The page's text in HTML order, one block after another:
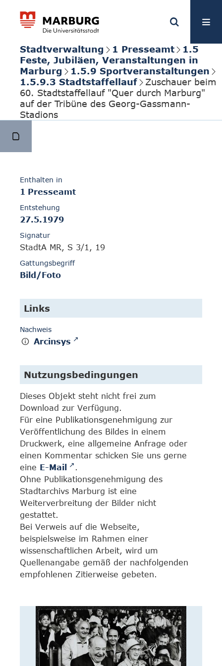
Stadtverwaltung 1 Presseamt
1.5
Feste, Jubiläen, Veranstaltungen in
Marburg
1.5.9 Sportveranstaltungen
1.5.9.3 Stadtstaffellauf
Zuschauer beim
60. Stadtstaffellauf "Quer durch Marburg"
auf der Tribüne des Georg-Gassmann-
Stadions
Enthalten in
1 Presseamt
Entstehung
27.5.1979
Signatur
StadtA MR, S 3/1, 19
Gattungsbegriff
Bild/Foto
Links
Nachweis
Arcinsys
Nutzungsbedingungen
Dieses Objekt steht nicht frei zum
Download zur Verfügung.
Für eine Publikationsgenehmigung zur
Veröffentlichung des Bildes in einem
Druckwerk, eine allgemeine Anfrage oder
einen Kommentar schicken Sie uns gerne
eine E-Mail
.
Ohne Publikationsgenehmigung des
Stadtarchivs Marburg ist eine
Weiterverbreitung der Bilder nicht
gestattet.
Bei Verweis auf die Webseite,
beispielsweise im Rahmen einer
wissenschaftlichen Arbeit, wird um
Quellenangabe gemäß der nachfolgenden
empfohlenen Zitierweise gebeten.